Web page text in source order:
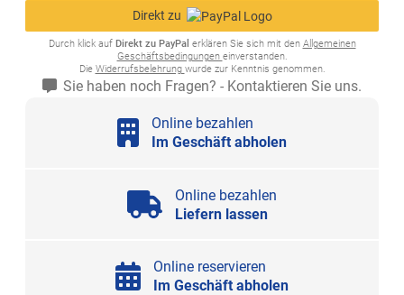
Direkt zu
Durch klick auf Direkt zu PayPal erklären Sie sich mit den Allgemeinen
Geschäftsbedingungen einverstanden.
Die Widerrufsbelehrung wurde zur Kenntnis genommen.
Sie haben noch Fragen? - Kontaktieren Sie uns.
Online bezahlen
Im Geschäft abholen
Online bezahlen
Liefern lassen
Online reservieren
Im Geschäft abholen